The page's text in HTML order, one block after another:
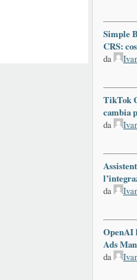
Simple
CRS:
da
TikTok
cambia
da
da
OpenAI
Ads
da